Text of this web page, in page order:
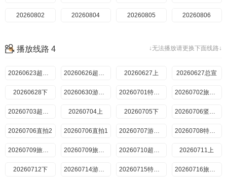
20260802 20260804 20260805 20260806
↓无法播放请更换下面线路↓
播放线路 4
20260623超前抢鲜看 20260626超前彩蛋 20260627上 20260627总宣
20260628下 20260630游戏加更 20260701特别加更 20260702旅行日记
20260703超前彩蛋 20260704上 20260705下 20260706竖屏直拍
20260706直拍2 20260706直拍1 20260707游戏加更 20260708特别加更
20260709旅行日记上 20260709旅行日记下 20260710超前彩蛋 20260711上
20260712下 20260714游戏加更 20260715特别加更 20260716旅行日记